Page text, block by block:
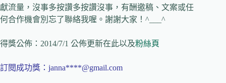
獻流量，沒事多按讚多按讚沒事，有酬邀稿、文案或任
何合作機會別忘了聯絡我喔。謝謝大家！^___^
得獎公佈：2014/7/1 公佈更新在此以及粉絲頁
訂閱成功獎：janna****@gmail.com